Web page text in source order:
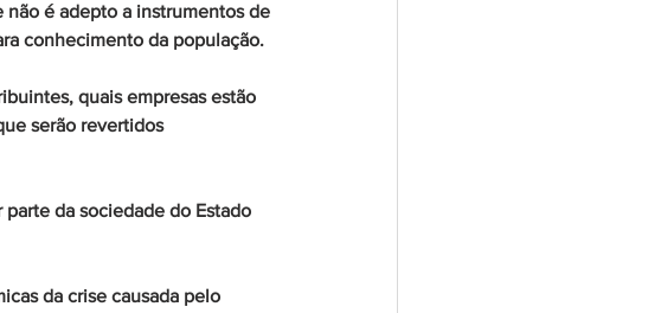
é adepto a instrumentos de
conhecimento da população.
quais empresas estão
serão revertidos
da sociedade do Estado
da crise causada pelo